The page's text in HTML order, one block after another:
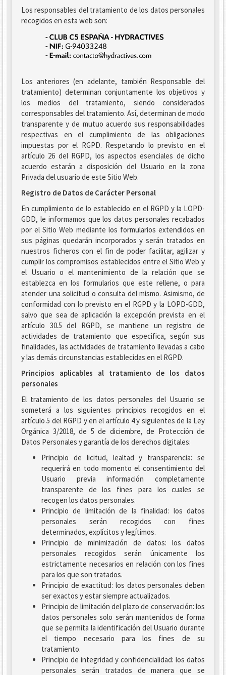
Los responsables del tratamiento de los datos personales
recogidos en esta web son:
Los anteriores (en adelante, también Responsable del
tratamiento) determinan conjuntamente los objetivos y
los medios del tratamiento, siendo considerados
corresponsables del tratamiento. Así, determinan de modo
transparente y de mutuo acuerdo sus responsabilidades
respectivas en el cumplimiento de las obligaciones
impuestas por el RGPD. Respetando lo previsto en el
artículo 26 del RGPD, los aspectos esenciales de dicho
acuerdo estarán a disposición del Usuario en la zona
Privada del usuario de este Sitio Web.
Registro de Datos de Carácter Personal
En cumplimiento de lo establecido en el RGPD y la LOPD-
GDD, le informamos que los datos personales recabados
por el Sitio Web mediante los formularios extendidos en
sus páginas quedarán incorporados y serán tratados en
nuestros ficheros con el fin de poder facilitar, agilizar y
cumplir los compromisos establecidos entre el Sitio Web y
el Usuario o el mantenimiento de la relación que se
establezca en los formularios que este rellene, o para
atender una solicitud o consulta del mismo. Asimismo, de
conformidad con lo previsto en el RGPD y la LOPD-GDD,
salvo que sea de aplicación la excepción prevista en el
artículo 30.5 del RGPD, se mantiene un registro de
actividades de tratamiento que especifica, según sus
finalidades, las actividades de tratamiento llevadas a cabo
y las demás circunstancias establecidas en el RGPD.
Principios aplicables al tratamiento de los datos
personales
El tratamiento de los datos personales del Usuario se
someterá a los siguientes principios recogidos en el
artículo 5 del RGPD y en el artículo 4 y siguientes de la Ley
Orgánica 3/2018, de 5 de diciembre, de Protección de
Datos Personales y garantía de los derechos digitales:
Principio de licitud, lealtad y transparencia: se
requerirá en todo momento el consentimiento del
Usuario previa información completamente
transparente de los fines para los cuales se
recogen los datos personales.
Principio de limitación de la finalidad: los datos
personales serán recogidos con fines
determinados, explícitos y legítimos.
Principio de minimización de datos: los datos
personales recogidos serán únicamente los
estrictamente necesarios en relación con los fines
para los que son tratados.
Principio de exactitud: los datos personales deben
ser exactos y estar siempre actualizados.
Principio de limitación del plazo de conservación: los
datos personales solo serán mantenidos de forma
que se permita la identificación del Usuario durante
el tiempo necesario para los fines de su
tratamiento.
Principio de integridad y confidencialidad: los datos
personales serán tratados de manera que se